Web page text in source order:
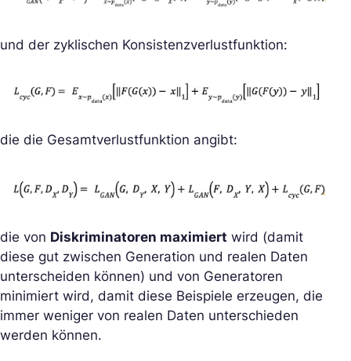
und der zyklischen Konsistenzverlustfunktion:
die die Gesamtverlustfunktion angibt:
die von Diskriminatoren maximiert wird (damit
diese gut zwischen Generation und realen Daten
unterscheiden können) und von Generatoren
minimiert wird, damit diese Beispiele erzeugen, die
immer weniger von realen Daten unterschieden
werden können.